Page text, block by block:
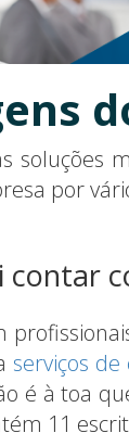
soluções
por
contar
serviços
é à toa
11